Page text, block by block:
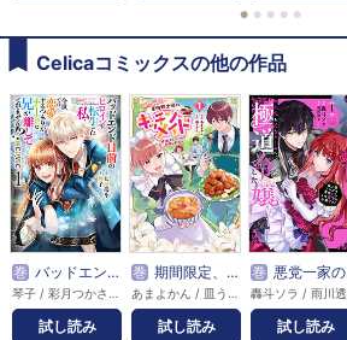
● ● ● ● ●
Celicaコミックスの他の作品
巻 バッドエンド目前のヒロインに転生した私、今世では恋愛するつもりがチートな兄が離してくれません!?@COMIC
試し読み
巻 期間限定、第四騎士団のキッチンメイド～結婚したくないので就職しました～@COMIC
試し読み
巻 悪党一家の愛娘、転生先も乙女ゲームの極道令嬢でした。～最上級ランクの悪役さま、その溺愛は不要です！～@COMIC
試し読み